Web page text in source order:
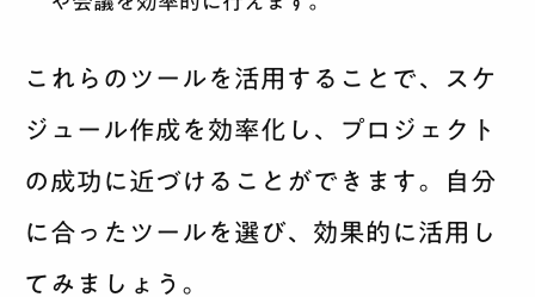
これらのツールを活用することで、スケ
ジュール作成を効率化し、プロジェクト
の成功に近づけることができます。自分
に合ったツールを選び、効果的に活用し
てみましょう。